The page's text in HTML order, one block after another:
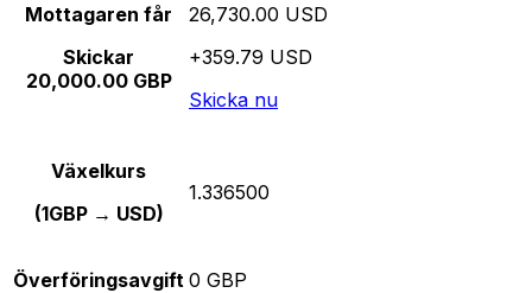
Mottagaren får
Skickar
20,000.00 GBP
26,730.00 USD
+359.79 USD
Skicka nu
Växelkurs
(1GBP → USD)
1.336500
Överföringsavgift 0 GBP